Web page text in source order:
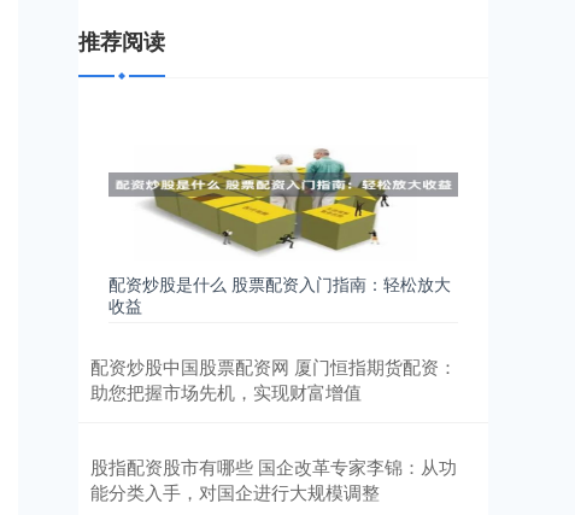
推荐阅读
配资炒股是什么 股票配资入门指南：轻松放大
收益
配资炒股中国股票配资网 厦门恒指期货配资：
助您把握市场先机，实现财富增值
股指配资股市有哪些 国企改革专家李锦：从功
能分类入手，对国企进行大规模调整